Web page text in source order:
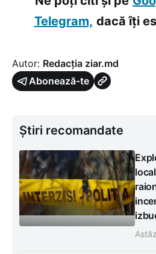
Telegram, dacă îți
Autor: Redacția ziar.md
Abonează-te
Știri recomandate